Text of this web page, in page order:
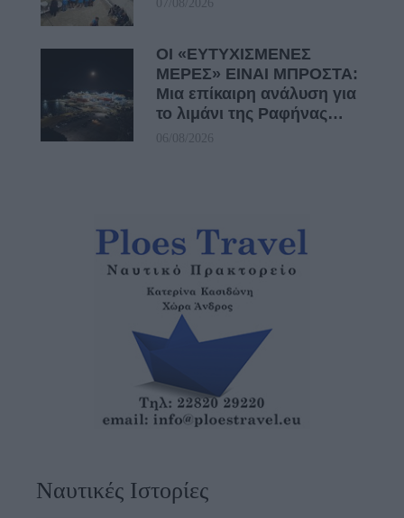
07/08/2026
ΟΙ «ΕΥΤΥΧΙΣΜΕΝΕΣ
ΜΕΡΕΣ» ΕΙΝΑΙ ΜΠΡΟΣΤΑ:
Μια επίκαιρη ανάλυση για
το λιμάνι της Ραφήνας…
06/08/2026
Ναυτικές Ιστορίες